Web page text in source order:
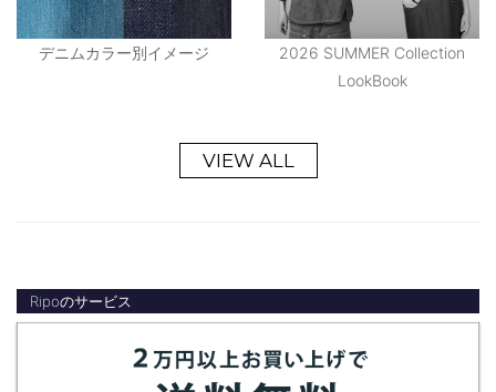
デニムカラー別イメージ
2026 SUMMER Collection
LookBook
VIEW ALL
Ripoのサービス